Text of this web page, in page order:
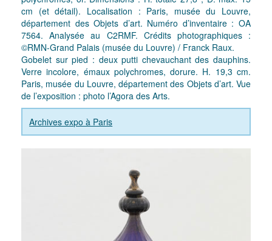
cm (et détail). Localisation : Paris, musée du Louvre,
département des Objets d’art. Numéro d’inventaire : OA
7564. Analysée au C2RMF. Crédits photographiques :
©RMN-Grand Palais (musée du Louvre) / Franck Raux.
Gobelet sur pied : deux putti chevauchant des dauphins.
Verre incolore, émaux polychromes, dorure. H. 19,3 cm.
Paris, musée du Louvre, département des Objets d’art. Vue
de l’exposition : photo l’Agora des Arts.
Archives expo à Paris